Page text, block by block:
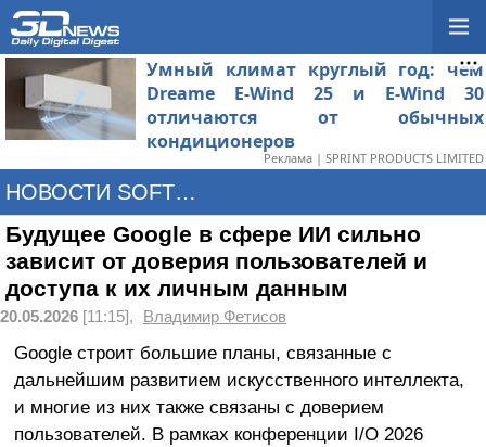
Умный климат круглый год: чем
Dreame E-Wind 25 и E-Wind 30
отличаются от обычных
кондиционеров
Реклама | SPRINT PRODUCTS LIMITED
НОВОСТИ SOFTWARE
Будущее Google в сфере ИИ сильно
зависит от доверия пользователей и
доступа к их личным данным
20.05.2026 [11:15], Владимир Фетисов
Google строит большие планы, связанные с
дальнейшим развитием искусственного интеллекта,
и многие из них также связаны с доверием
пользователей. В рамках конференции I/O 2026